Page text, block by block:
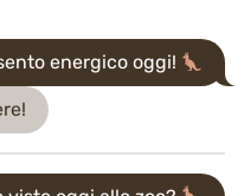
energico oggi!